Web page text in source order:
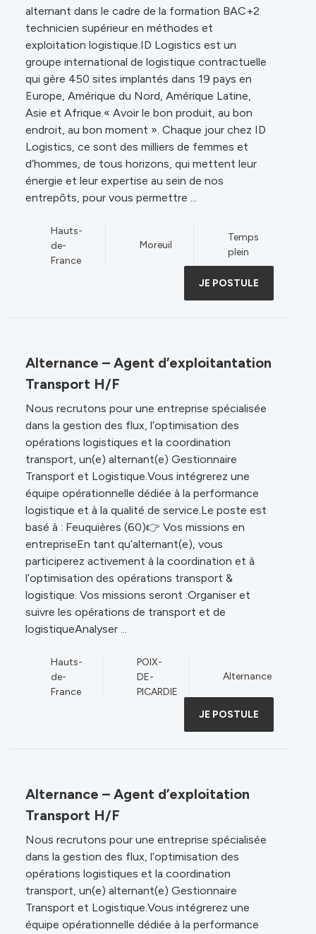
alternant dans le cadre de la formation BAC+2
technicien supérieur en méthodes et
exploitation logistique.ID Logistics est un
groupe international de logistique contractuelle
qui gère 450 sites implantés dans 19 pays en
Europe, Amérique du Nord, Amérique Latine,
Asie et Afrique.« Avoir le bon produit, au bon
endroit, au bon moment ». Chaque jour chez ID
Logistics, ce sont des milliers de femmes et
d’hommes, de tous horizons, qui mettent leur
énergie et leur expertise au sein de nos
entrepôts, pour vous permettre ...
Hauts-
de-
France
Moreuil
Temps
plein
JE POSTULE
Alternance – Agent d’exploitantation
Transport H/F
Nous recrutons pour une entreprise spécialisée
dans la gestion des flux, l’optimisation des
opérations logistiques et la coordination
transport, un(e) alternant(e) Gestionnaire
Transport et Logistique.Vous intégrerez une
équipe opérationnelle dédiée à la performance
logistique et à la qualité de service.Le poste est
basé à : Feuquières (60)👉 Vos missions en
entrepriseEn tant qu’alternant(e), vous
participerez activement à la coordination et à
l’optimisation des opérations transport &
logistique. Vos missions seront :Organiser et
suivre les opérations de transport et de
logistiqueAnalyser ...
Hauts-
de-
France
POIX-
DE-
PICARDIE
Alternance
JE POSTULE
Alternance – Agent d’exploitation
Transport H/F
Nous recrutons pour une entreprise spécialisée
dans la gestion des flux, l’optimisation des
opérations logistiques et la coordination
transport, un(e) alternant(e) Gestionnaire
Transport et Logistique.Vous intégrerez une
équipe opérationnelle dédiée à la performance